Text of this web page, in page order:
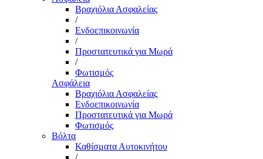
Βραχιόλια Ασφαλείας
/
Ενδοεπικοινωνία
/
Προστατευτικά για Μωρά
/
Φωτισμός
Ασφάλεια
Βραχιόλια Ασφαλείας
Ενδοεπικοινωνία
Προστατευτικά για Μωρά
Φωτισμός
Βόλτα
Καθίσματα Αυτοκινήτου
/